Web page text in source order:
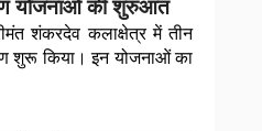
योजनाओं की शुरुआत
शंकरदेव कलाक्षेत्र में तीन
शुरू किया। इन योजनाओं का